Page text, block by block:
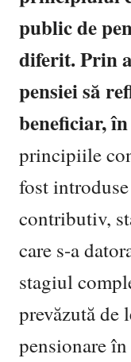
public de
diferit. Prin
pensiei să
beneficiar,
principiile
fost
contributiv,
care s-a
stagiul
prevăzută de
pensionare